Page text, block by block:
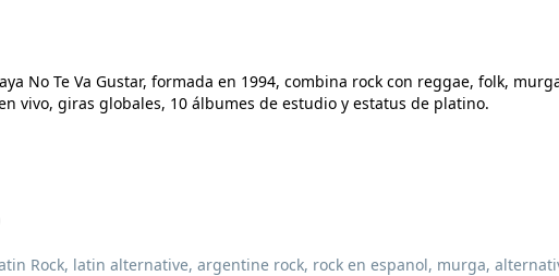
No Te Va Gustar, formada en 1994, combina rock con reggae, folk,
vivo, giras globales, 10 álbumes de estudio y estatus de platino.
Rock, latin alternative, argentine rock, rock en espanol, murga,